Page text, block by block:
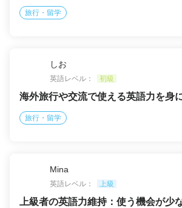
旅行・留学
しお
英語レベル：
初級
海外旅行や交流で使える英語力を身
旅行・留学
Mina
英語レベル：
上級
上級者の英語力維持：使う機会が少